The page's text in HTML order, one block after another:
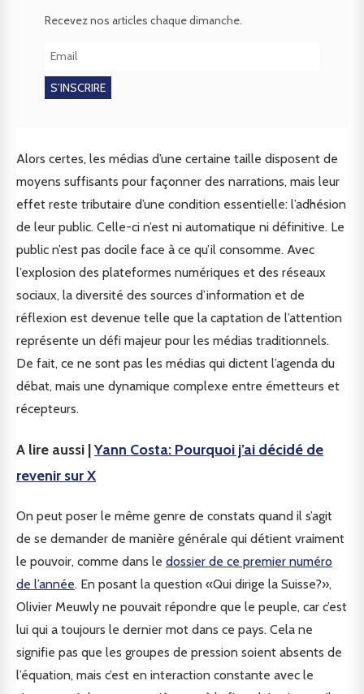
Recevez nos articles chaque dimanche.
Alors certes, les médias d’une certaine taille disposent de
moyens suffisants pour façonner des narrations, mais leur
effet reste tributaire d’une condition essentielle: l’adhésion
de leur public. Celle-ci n’est ni automatique ni définitive. Le
public n’est pas docile face à ce qu’il consomme. Avec
l’explosion des plateformes numériques et des réseaux
sociaux, la diversité des sources d’information et de
réflexion est devenue telle que la captation de l’attention
représente un défi majeur pour les médias traditionnels.
De fait, ce ne sont pas les médias qui dictent l’agenda du
débat, mais une dynamique complexe entre émetteurs et
récepteurs.
A lire aussi |Yann Costa: Pourquoi j’ai décidé de
revenir sur X
On peut poser le même genre de constats quand il s’agit
de se demander de manière générale qui détient vraiment
le pouvoir, comme dans le dossier de ce premier numéro
de l’année. En posant la question «Qui dirige la Suisse?»,
Olivier Meuwly ne pouvait répondre que le peuple, car c’est
lui qui a toujours le dernier mot dans ce pays. Cela ne
signifie pas que les groupes de pression soient absents de
l’équation, mais c’est en interaction constante avec le